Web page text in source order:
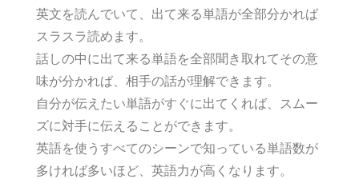
英文を読んでいて、出て来る単語が全部分かれば
スラスラ読めます。
話しの中に出て来る単語を全部聞き取れてその意
味が分かれば、相手の話が理解できます。
自分が伝えたい単語がすぐに出てくれば、スムー
ズに対手に伝えることができます。
英語を使うすべてのシーンで知っている単語数が
多ければ多いほど、英語力が高くなります。